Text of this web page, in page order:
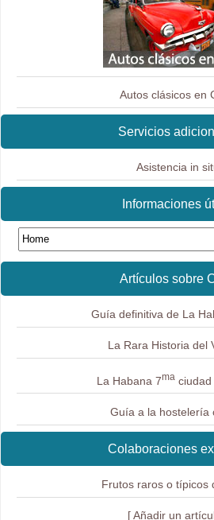
Autos clásicos en
Servicios
Asistencia in
Informaciones
Artículos sobre
Guía definitiva de La
La Rara Historia del
La Habana 7maciudad
Guía a la hostelería
Colaboraciones
Frutos raros o típicos
[ Añadir un